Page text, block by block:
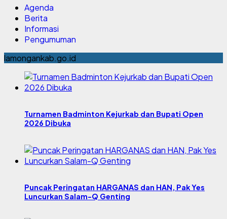
Agenda
Berita
Informasi
Pengumuman
lamongankab.go.id
Turnamen Badminton Kejurkab dan Bupati Open
2026 Dibuka
Puncak Peringatan HARGANAS dan HAN, Pak Yes
Luncurkan Salam-Q Genting